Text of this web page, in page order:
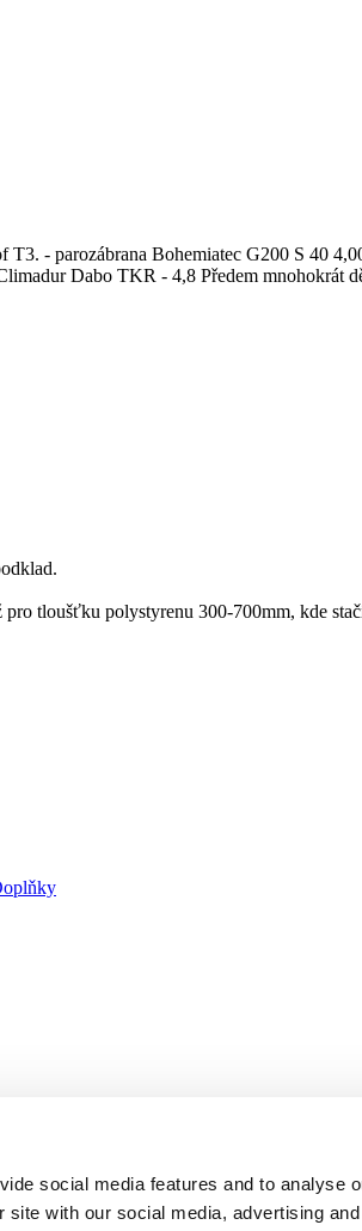
social media features and to analyse
with our social media, advertising and
- parozábrana Bohemiatec G200 S 40
Dabo TKR - 4,8 Předem mnohokrát
tloušťku polystyrenu 300-700mm, kde